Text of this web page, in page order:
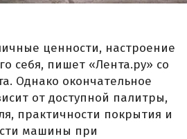
ценности, настроение
себя, пишет «Лента.ру» со
Однако окончательное
от доступной палитры,
практичности покрытия и
машины при